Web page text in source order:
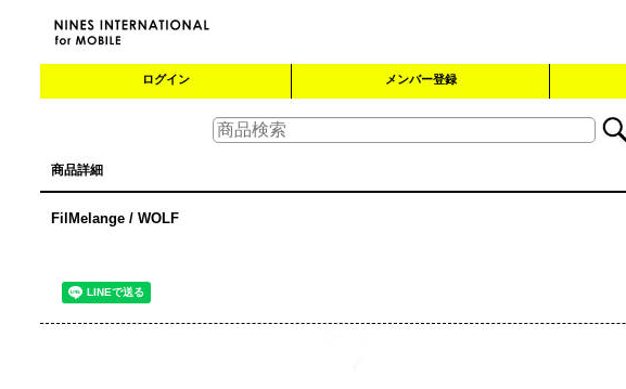
ログイン メンバー登録
商品詳細
FilMelange / WOLF